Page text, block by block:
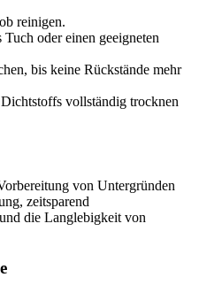
reinigen.
Tuch oder einen geeigneten
bis keine Rückstände mehr
vollständig trocknen
von Untergründen
zeitsparend
die Langlebigkeit von